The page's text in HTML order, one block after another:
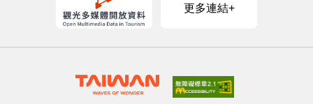
更多連結+